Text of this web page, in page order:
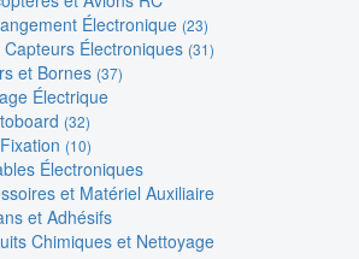
Électronique (23)
Électroniques (31)
et Bornes (37)
Électrique
(32)
(10)
Électroniques
et Matériel Auxiliaire
et Adhésifs
Chimiques et Nettoyage